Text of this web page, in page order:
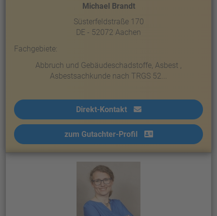
Michael Brandt
Süsterfeldstraße 170
DE - 52072 Aachen
Fachgebiete:
Abbruch und Gebäudeschadstoffe, Asbest ,
Asbestsachkunde nach TRGS 52...
Direkt-Kontakt
zum Gutachter-Profil